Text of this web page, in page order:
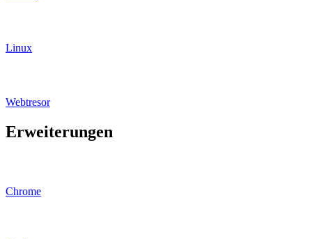
Linux
Webtresor
Erweiterungen
Chrome